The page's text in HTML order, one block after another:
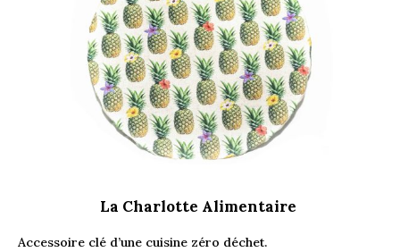
La Charlotte Alimentaire
Accessoire clé d’une cuisine zéro déchet.